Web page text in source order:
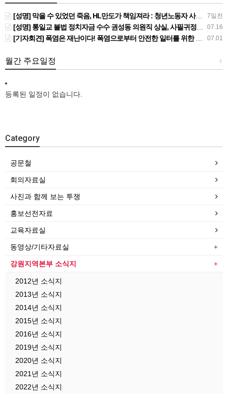
7일전
[성명] 막을 수 있었던 죽음, HL만도가 책임져라 : 청년노동자 사망사고의 철저한 진상규명과 재발방지 대책 마련하라
07.16
[성명] 통일교 불법 정치자금 수수 권성동 의원직 상실, 사필귀정이다
07.01
[기자회견] 폭염은 재난이다! 폭염으로부터 안전한 일터를 위한 민주노총 강원지역본부 폭염감시단 선포 기자회견
+
월간 주요일정
등록된 일정이 없습니다.
Category
공문철
회의자료실
사진과 함께 보는 투쟁
홍보선전자료
교육자료실
동영상/기타자료실
강원지역본부 소식지
2012년 소식지
2013년 소식지
2014년 소식지
2015년 소식지
2016년 소식지
2019년 소식지
2020년 소식지
2021년 소식지
2022년 소식지